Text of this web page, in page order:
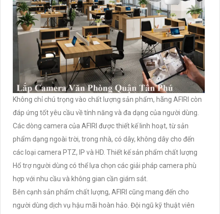
Không chỉ chú trọng vào chất lượng sản phẩm, hãng AFIRI còn
đáp ứng tốt yêu cầu về tính năng và đa dạng của người dùng.
Các dòng camera của AFIRI được thiết kế linh hoạt, từ sản
phẩm dạng ngoài trời, trong nhà, có dây, không dây cho đến
các loại camera PTZ, IP và HD. Thiết kế sản phẩm chất lượng
Hổ trợ người dùng có thể lựa chọn các giải pháp camera phù
hợp với nhu cầu và không gian cần giám sát.
Bên cạnh sản phẩm chất lượng, AFIRI cũng mang đến cho
người dùng dịch vụ hậu mãi hoàn hảo. Đội ngũ kỹ thuật viên